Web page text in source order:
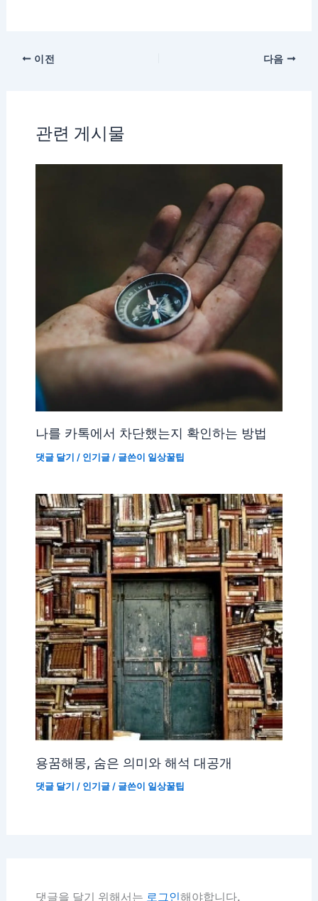
이전 다음
관련 게시물
나를 카톡에서 차단했는지 확인하는 방법
댓글 달기 / 인기글/ 글쓴이 일상꿀팁
용꿈해몽, 숨은 의미와 해석 대공개
댓글 달기 / 인기글/ 글쓴이 일상꿀팁
댓글을 달기 위해서는 로그인해야합니다.